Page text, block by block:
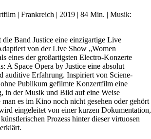
| Frankreich | 2019 | 84 Min. | Musik:
Band Justice eine einzigartige Live
von der Live Show „Women
eines der großartigsten Electro-Konzerte
A Space Opera by Justice eine absolut
auditive Erfahrung. Inspiriert von Sciene-
Publikum gefilmte Konzertfilm eine
in der Musik und Bild auf eine Weise
es im Kino noch nicht gesehen oder gehört
eingeleitet von einer kurzen Dokumentation,
Prozess hinter dieser virtuosen